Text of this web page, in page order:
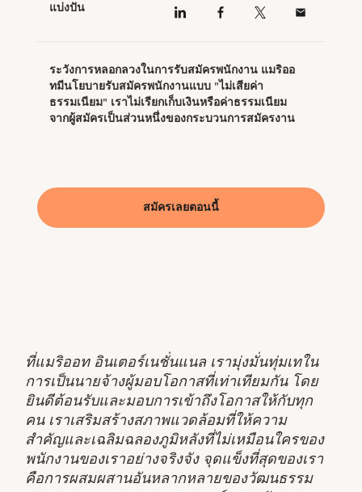
ที่แมริออท อินเตอร์เนชั่นแนล เรามุ่งมั่นทุ่มเทใน
การเป็นนายจ้างผู้มอบโอกาสที่เท่าเทียมกัน โดย
ยินดีต้อนรับและมอบการเข้าถึงโอกาสให้กับทุก
คน เราเสริมสร้างสภาพแวดล้อมที่ให้ความ
สำคัญและเฉลิมฉลองภูมิหลังที่ไม่เหมือนใครของ
พนักงานของเราอย่างจริงจัง จุดแข็งที่สุดของเรา
คือการผสมผสานอันหลากหลายของวัฒนธรรม
แบ่งปัน
ระวังการหลอกลวงในการรับสมัครพนักงาน แมริออ
ทมีนโยบายรับสมัครพนักงานแบบ "ไม่เสียค่า
ธรรมเนียม" เราไม่เรียกเก็บเงินหรือค่าธรรมเนียม
จากผู้สมัครเป็นส่วนหนึ่งของกระบวนการสมัครงาน
สมัครเลยตอนนี้